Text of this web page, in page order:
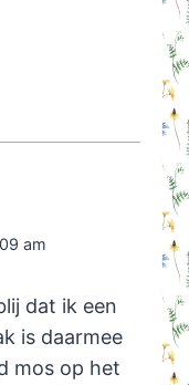
am
dat ik een
is daarmee
mos op het